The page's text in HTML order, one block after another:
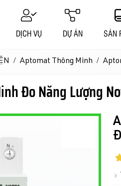
DỊCH VỤ DỰ ÁN SẢN
Aptomat Thông Minh
Đo Năng Lượng